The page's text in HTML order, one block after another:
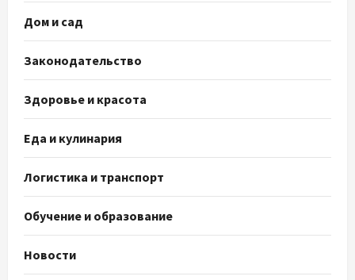
Дом и сад
Законодательство
Здоровье и красота
Еда и кулинария
Логистика и транспорт
Обучение и образование
Новости